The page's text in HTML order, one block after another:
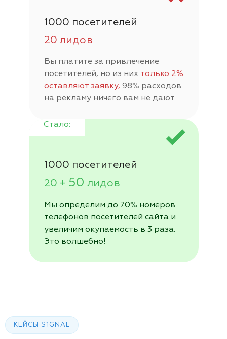
1000 посетителей
20 лидов
Вы платите за привлечение
посетителей, но из них только 2%
оставляют заявку, 98% расходов
на рекламу ничего вам не дают
1000 посетителей
20 + 50 лидов
Мы определим до 70% номеров
телефонов посетителей сайта и
увеличим окупаемость в 3 раза.
Это волшебно!
КЕЙСЫ S1GNAL